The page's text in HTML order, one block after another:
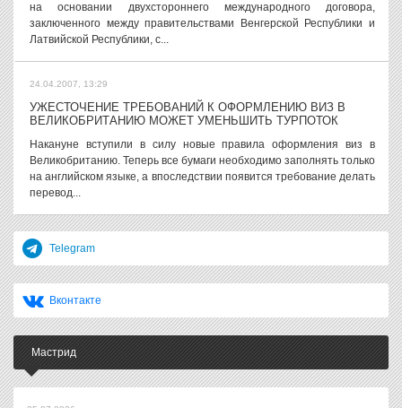
на основании двухстороннего международного договора,
заключенного между правительствами Венгерской Республики и
Латвийской Республики, с...
24.04.2007, 13:29
УЖЕСТОЧЕНИЕ ТРЕБОВАНИЙ К ОФОРМЛЕНИЮ ВИЗ В
ВЕЛИКОБРИТАНИЮ МОЖЕТ УМЕНЬШИТЬ ТУРПОТОК
Накануне вступили в силу новые правила оформления виз в
Великобританию. Теперь все бумаги необходимо заполнять только
на английском языке, а впоследствии появится требование делать
перевод...
Telegram
Вконтакте
Мастрид